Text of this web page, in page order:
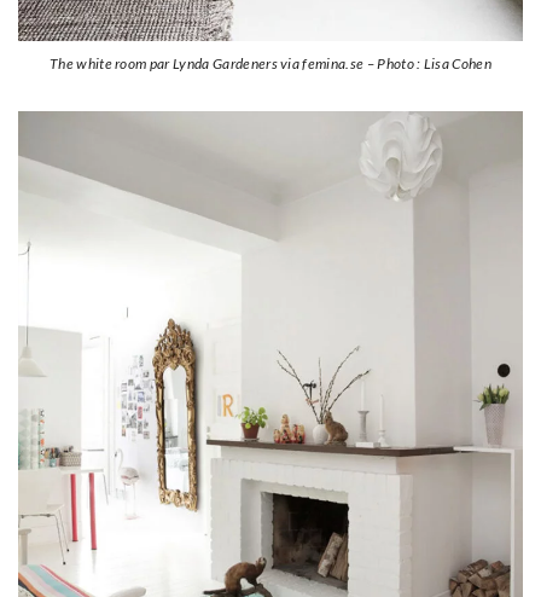
The white room par Lynda Gardeners via femina.se – Photo : Lisa Cohen